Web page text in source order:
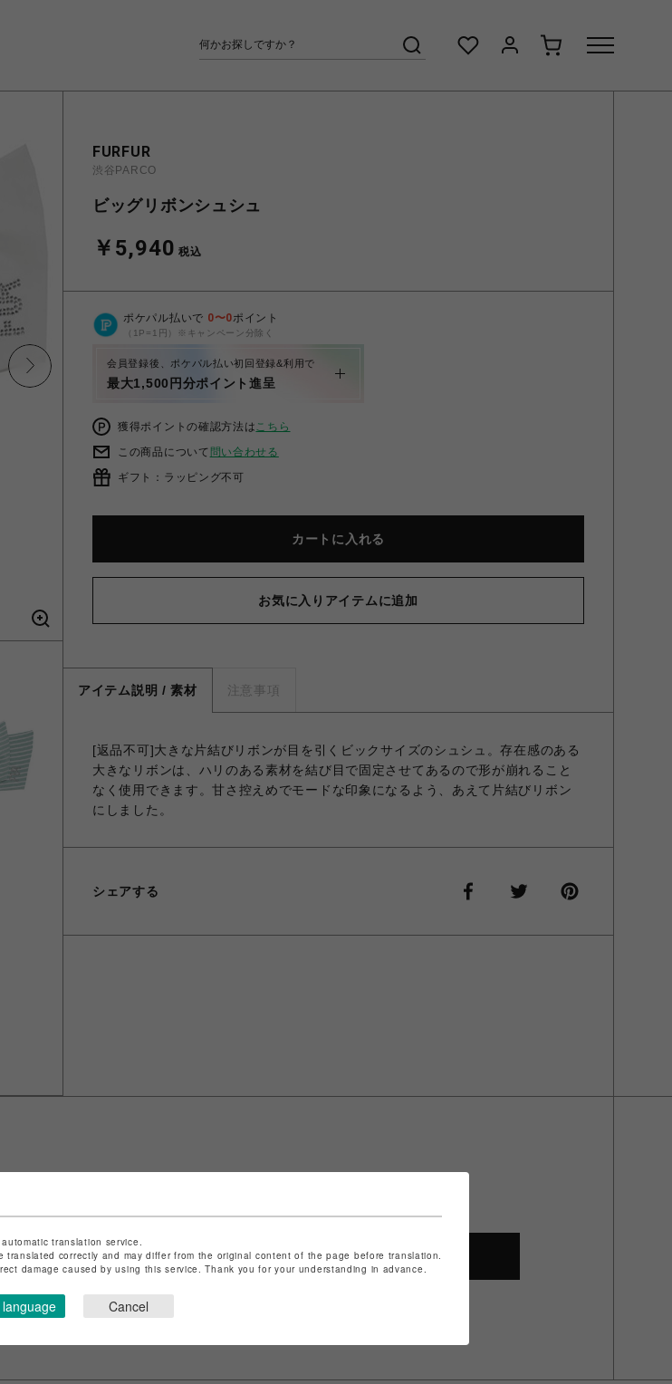
FURFUR
渋谷PARCO
ビッグリボンシュシュ
￥5,940 税込
ポケパル払いで 0〜0ポイント
（1P=1円）※キャンペーン分除く
会員登録後、ポケパル払い初回登録&利用で
最大1,500円分ポイント進呈
獲得ポイントの確認方法はこちら
この商品について 問い合わせる
ギフト：ラッピング不可
カートに入れる
お気に入りアイテムに追加
アイテム説明 / 素材 注意事項
[返品不可]大きな片結びリボンが目を引くビックサイズのシュシュ。存在感のある
大きなリボンは、ハリのある素材を結び目で固定させてあるので形が崩れること
なく使用できます。甘さ控えめでモードな印象になるよう、あえて片結びリボン
にしました。
シェアする
づく表記はこちら
こちら
SHOP TOP
translation service.
correctly and may differ from the original content of the page before translation.
damage caused by using this service. Thank you for your understanding in advance.
Cancel